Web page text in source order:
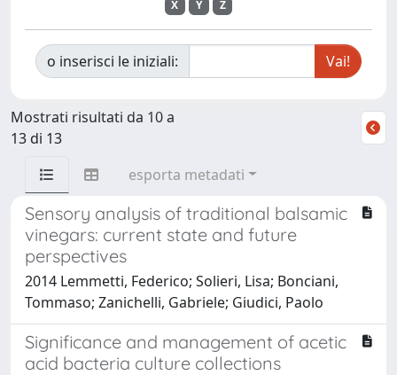
X
Y Z
o inserisci le iniziali:
Mostrati risultati da 10 a
13 di 13
esporta metadati
Sensory analysis of traditional balsamic
vinegars: current state and future
perspectives
2014 Lemmetti, Federico; Solieri, Lisa; Bonciani,
Tommaso; Zanichelli, Gabriele; Giudici, Paolo
Significance and management of acetic
acid bacteria culture collections